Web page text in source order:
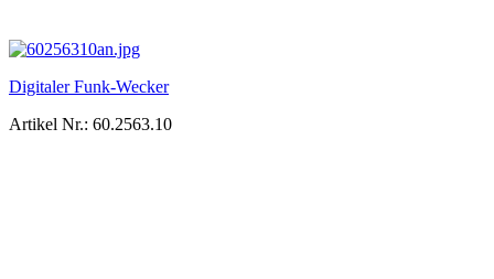
Digitaler Funk-Wecker
Artikel Nr.: 60.2563.10